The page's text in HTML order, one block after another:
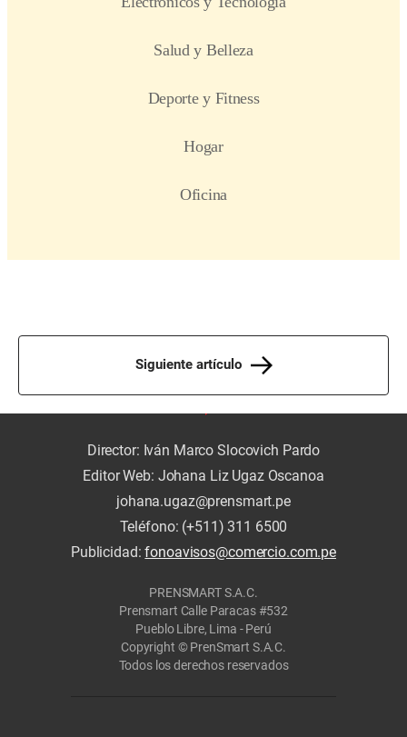
Siguiente artículo
Director: Iván Marco Slocovich Pardo
Editor Web: Johana Liz Ugaz Oscanoa
johana.ugaz@prensmart.pe
Teléfono: (+511) 311 6500
Publicidad:fonoavisos@comercio.com.pe
PRENSMART S.A.C.
Prensmart Calle Paracas #532
Pueblo Libre, Lima - Perú
Copyright © PrenSmart S.A.C.
Todos los derechos reservados